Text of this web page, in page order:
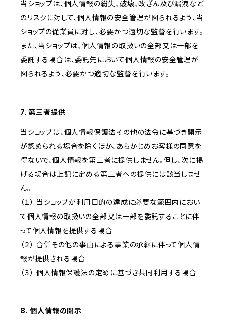
当ショップは、個人情報の紛失、破壊、改ざん及び漏洩など
のリスクに対して、個人情報の安全管理が図られるよう、当
ショップの従業員に対し、必要かつ適切な監督を行います。
また、当ショップは、個人情報の取扱いの全部又は一部を
委託する場合は、委託先において個人情報の安全管理が
図られるよう、必要かつ適切な監督を行います。
7. 第三者提供
当ショップは、個人情報保護法その他の法令に基づき開示
が認められる場合を除くほか、あらかじめお客様の同意を
得ないで、個人情報を第三者に提供しません。但し、次に掲
げる場合は上記に定める第三者への提供には該当しませ
ん。
（１） 当ショップが利用目的の達成に必要な範囲内におい
て個人情報の取扱いの全部又は一部を委託することに伴
って個人情報を提供する場合
（２） 合併その他の事由による事業の承継に伴って個人情
報が提供される場合
（３） 個人情報保護法の定めに基づき共同利用する場合
8. 個人情報の開示